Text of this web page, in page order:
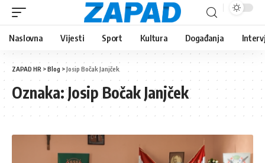
Naslovna Vijesti Sport Kultura Događanja
ZAPAD HR >Blog >Josip Bočak Janjček
Oznaka:Josip Bočak Janjček